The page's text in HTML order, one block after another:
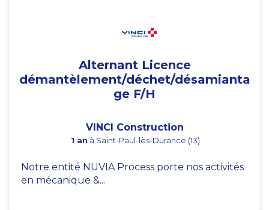
Alternant Licence
démantèlement/déchet/désamianta
ge F/H
VINCI Construction
1 an à Saint-Paul-lès-Durance (13)
Notre entité NUVIA Process porte nos activités
en mécanique &...